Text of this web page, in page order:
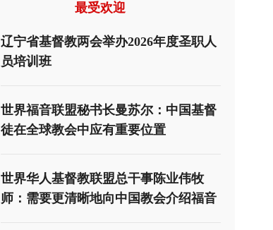
最受欢迎
辽宁省基督教两会举办2026年度圣职人
员培训班
世界福音联盟秘书长曼苏尔：中国基督
徒在全球教会中应有重要位置
世界华人基督教联盟总干事陈业伟牧
师：需要更清晰地向中国教会介绍福音